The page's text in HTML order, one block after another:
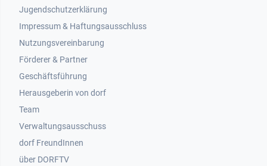
Jugendschutzerklärung
Impressum & Haftungsausschluss
Nutzungsvereinbarung
Footer 2
Förderer & Partner
Geschäftsführung
Herausgeberin von dorf
Team
Verwaltungsausschuss
dorf FreundInnen
Footer 3
über DORFTV